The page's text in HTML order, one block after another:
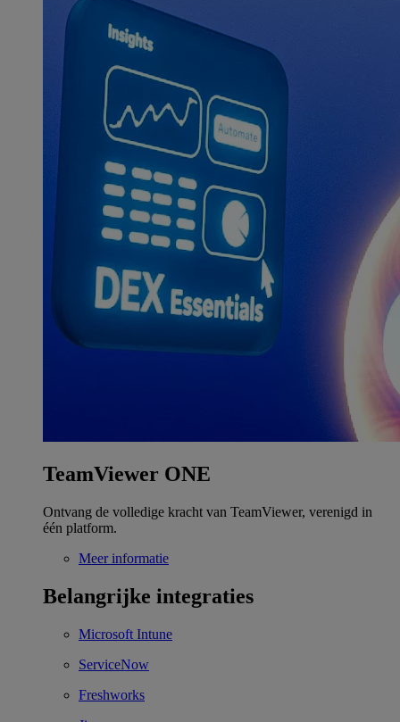
TeamViewer ONE
Ontvang de volledige kracht van TeamViewer, verenigd in
één platform.
Meer informatie
Belangrijke integraties
Microsoft Intune
ServiceNow
Freshworks